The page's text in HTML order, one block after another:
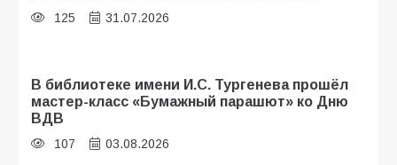
125 31.07.2026
В библиотеке имени И.С. Тургенева прошёл
мастер-класс «Бумажный парашют» ко Дню
ВДВ
107 03.08.2026